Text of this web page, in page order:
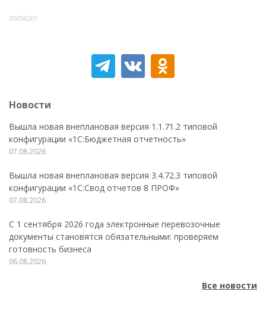
00054201
Новости
Вышла новая внеплановая версия 1.1.71.2 типовой
конфигурации «1C:Бюджетная отчетность»
07.08.2026
Вышла новая внеплановая версия 3.4.72.3 типовой
конфигурации «1C:Свод отчетов 8 ПРОФ»
07.08.2026
С 1 сентября 2026 года электронные перевозочные
документы становятся обязательными: проверяем
готовность бизнеса
06.08.2026
Все новости